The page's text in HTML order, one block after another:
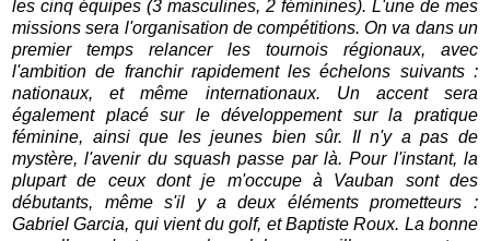
les cinq équipes (3 masculines, 2 féminines). L'une de mes
missions sera l'organisation de compétitions. On va dans un
premier temps relancer les tournois régionaux, avec
l'ambition de franchir rapidement les échelons suivants :
nationaux, et même internationaux. Un accent sera
également placé sur le développement sur la pratique
féminine, ainsi que les jeunes bien sûr. Il n'y a pas de
mystère, l'avenir du squash passe par là. Pour l'instant, la
plupart de ceux dont je m'occupe à Vauban sont des
débutants, même s'il y a deux éléments prometteurs :
Gabriel Garcia, qui vient du golf, et Baptiste Roux. La bonne